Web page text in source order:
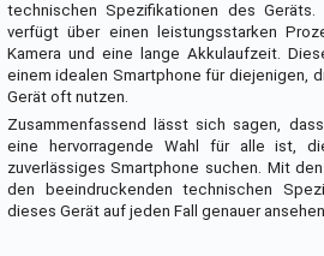
technischen Spezifikationen des Geräts.
verfügt über einen leistungsstarken
Kamera und eine lange Akkulaufzeit.
einem idealen Smartphone für diejenigen,
Gerät oft nutzen.
Zusammenfassend lässt sich sagen,
eine hervorragende Wahl für alle ist,
zuverlässiges Smartphone suchen. Mit
den beeindruckenden technischen
dieses Gerät auf jeden Fall genauer